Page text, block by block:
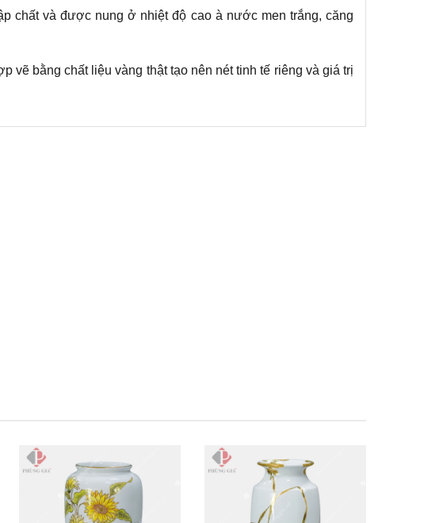
chất và được nung ở nhiệt độ cao à nước men trắng, căng
vẽ bằng chất liệu vàng thật tạo nên nét tinh tế riêng và giá trị